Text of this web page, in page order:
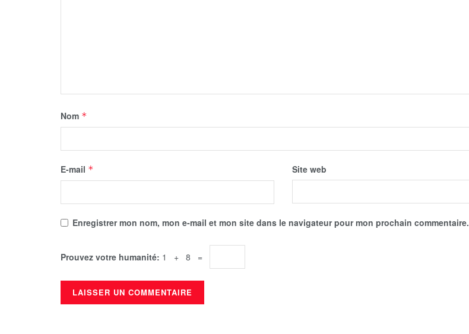
Nom *
E-mail * Site web
Enregistrer mon nom, mon e-mail et mon site dans le navigateur pour mon prochain commentaire.
Prouvez votre humanité: 1 + 8 =